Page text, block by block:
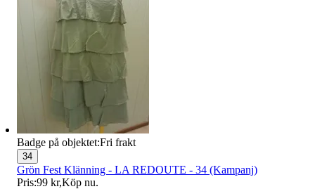
Badge på objektet:Fri frakt
34
Grön Fest Klänning - LA REDOUTE - 34 (Kampanj)
Pris:99 kr,Köp nu.